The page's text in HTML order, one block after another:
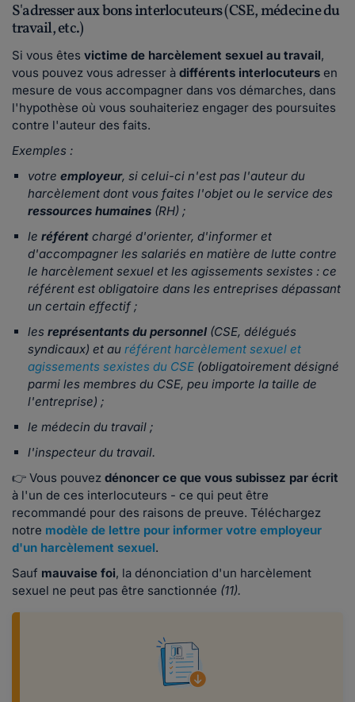
S'adresser aux bons interlocuteurs (CSE, médecine du
travail, etc.)
Si vous êtes victime de harcèlement sexuel au travail,
vous pouvez vous adresser à différents interlocuteurs en
mesure de vous accompagner dans vos démarches, dans
l'hypothèse où vous souhaiteriez engager des poursuites
contre l'auteur des faits.
Exemples :
votre employeur, si celui-ci n'est pas l'auteur du
harcèlement dont vous faites l'objet ou le service des
ressources humaines (RH) ;
le référent chargé d'orienter, d'informer et
d'accompagner les salariés en matière de lutte contre
le harcèlement sexuel et les agissements sexistes : ce
référent est obligatoire dans les entreprises dépassant
un certain effectif ;
les représentants du personnel (CSE, délégués
syndicaux) et au référent harcèlement sexuel et
agissements sexistes du CSE (obligatoirement désigné
parmi les membres du CSE, peu importe la taille de
l'entreprise) ;
le médecin du travail ;
l'inspecteur du travail.
👉 Vous pouvez dénoncer ce que vous subissez par écrit
à l'un de ces interlocuteurs - ce qui peut être
recommandé pour des raisons de preuve. Téléchargez
notre modèle de lettre pour informer votre employeur
d'un harcèlement sexuel.
Sauf mauvaise foi, la dénonciation d'un harcèlement
sexuel ne peut pas être sanctionnée (11).